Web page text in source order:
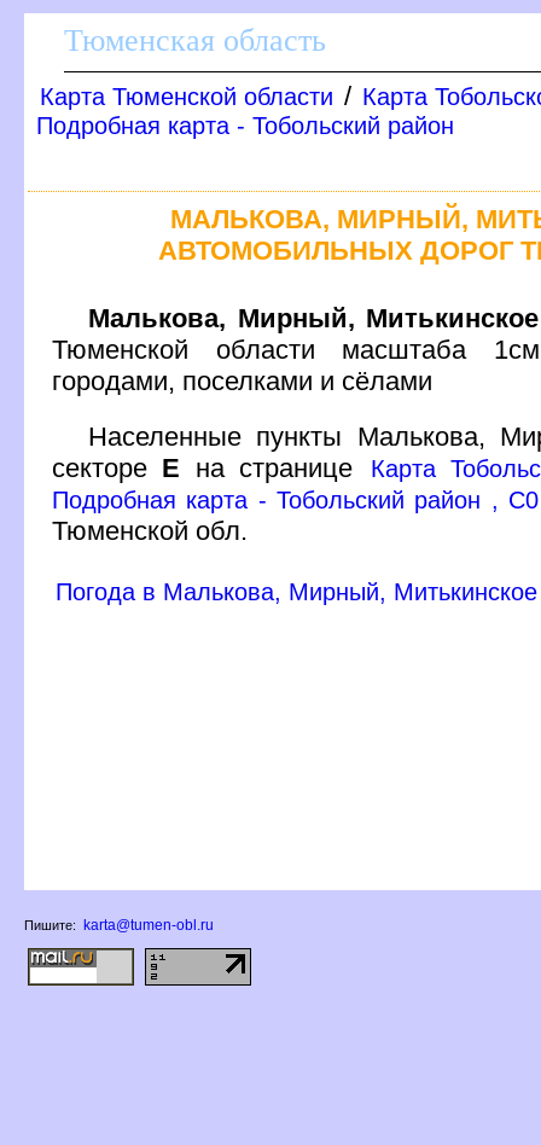
Тюменская область
Карта Тюменской области / Карта
Подробная карта - Тобольский район
МАЛЬКОВА, МИРНЫЙ,
АВТОМОБИЛЬНЫХ ДОРОГ
Малькова, Мирный, Митькинское
Тюменской области масштаба
ородами, поселками и сёлами
Населенные пункты Малькова,
секторе Е на странице
Карта
Подробная карта - Тобольский район ,
Тюменской обл.
Погода в Малькова, Мирный, Митькинское
Пишите: karta@tumen-obl.ru